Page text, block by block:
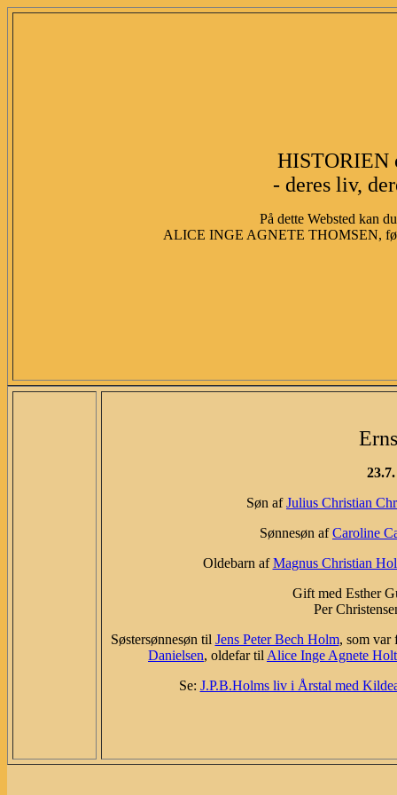
HISTORIEN
- deres liv,
På dette Websted kan
ALICE INGE AGNETE THOMSEN,
Søn afJulius Christian
Sønnesøn afCaroline
Oldebarn afMagnus Christian
Gift med Esther
Per
Søstersønnesøn til Jens Peter Bech Holm, som var
Danielsen, oldefar til Alice Inge Agnete
Se: J.P.B.Holms liv i Årstal med